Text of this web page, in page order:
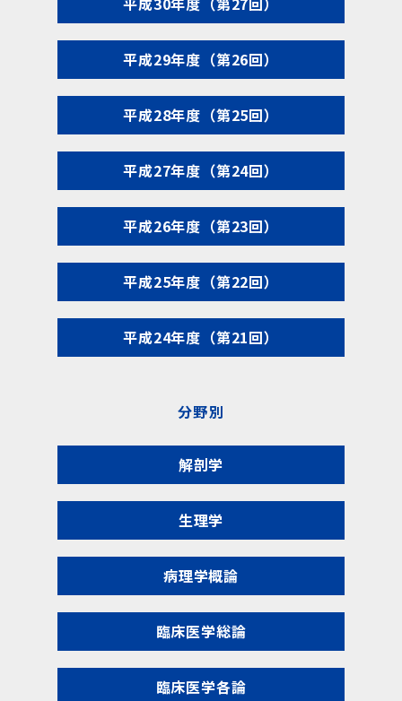
平成29年度（第26回）
平成28年度（第25回）
平成27年度（第24回）
平成26年度（第23回）
平成25年度（第22回）
平成24年度（第21回）
分野別
解剖学
生理学
病理学概論
臨床医学総論
臨床医学各論